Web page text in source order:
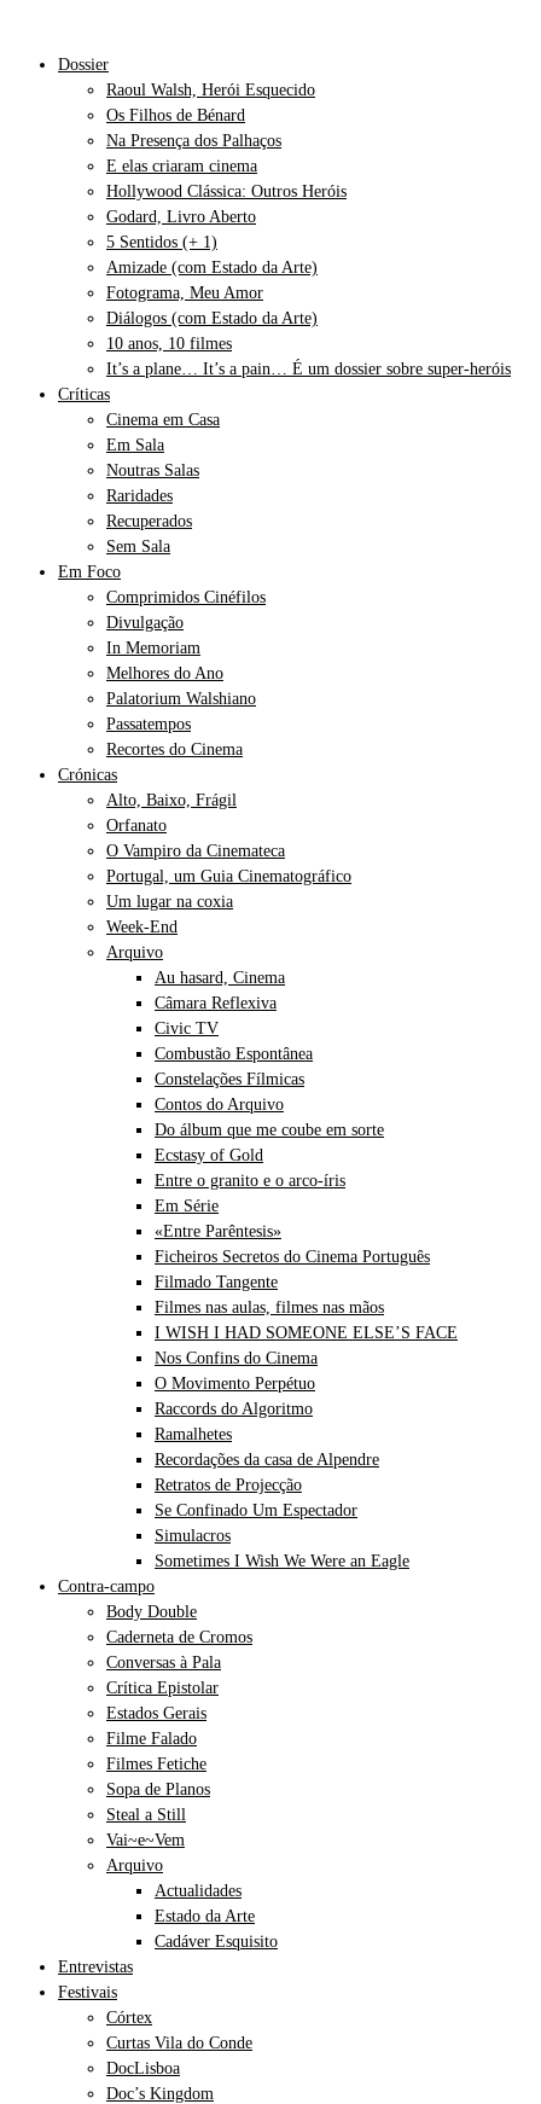
Dossier
Raoul Walsh, Herói Esquecido
Os Filhos de Bénard
Na Presença dos Palhaços
E elas criaram cinema
Hollywood Clássica: Outros Heróis
Godard, Livro Aberto
5 Sentidos (+ 1)
Amizade (com Estado da Arte)
Fotograma, Meu Amor
Diálogos (com Estado da Arte)
10 anos, 10 filmes
It’s a plane… It’s a pain… É um dossier sobre super-heróis
Críticas
Cinema em Casa
Em Sala
Noutras Salas
Raridades
Recuperados
Sem Sala
Em Foco
Comprimidos Cinéfilos
Divulgação
In Memoriam
Melhores do Ano
Palatorium Walshiano
Passatempos
Recortes do Cinema
Crónicas
Alto, Baixo, Frágil
Orfanato
O Vampiro da Cinemateca
Portugal, um Guia Cinematográfico
Um lugar na coxia
Week-End
Arquivo
Au hasard, Cinema
Câmara Reflexiva
Civic TV
Combustão Espontânea
Constelações Fílmicas
Contos do Arquivo
Do álbum que me coube em sorte
Ecstasy of Gold
Entre o granito e o arco-íris
Em Série
«Entre Parêntesis»
Ficheiros Secretos do Cinema Português
Filmado Tangente
Filmes nas aulas, filmes nas mãos
I WISH I HAD SOMEONE ELSE’S FACE
Nos Confins do Cinema
O Movimento Perpétuo
Raccords do Algoritmo
Ramalhetes
Recordações da casa de Alpendre
Retratos de Projecção
Se Confinado Um Espectador
Simulacros
Sometimes I Wish We Were an Eagle
Contra-campo
Body Double
Caderneta de Cromos
Conversas à Pala
Crítica Epistolar
Estados Gerais
Filme Falado
Filmes Fetiche
Sopa de Planos
Steal a Still
Vai~e~Vem
Arquivo
Actualidades
Estado da Arte
Cadáver Esquisito
Entrevistas
Festivais
Córtex
Curtas Vila do Conde
DocLisboa
Doc’s Kingdom